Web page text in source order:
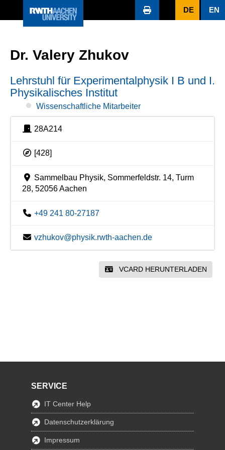
DE EN
Dr. Valery Zhukov
Lehrstuhl für Experimentalphysik I B und I.
Physikalisches Institut
Wissenschaftliche Mitarbeiter
28A214
[428]
Sammelbau Physik, Sommerfeldstr. 14, Turm
28, 52056 Aachen
+49 241 80-27187
vzhukov@physik.rwth-aachen.de
VCARD HERUNTERLADEN
SERVICE
IT Center Help
Datenschutzerklärung
Impressum